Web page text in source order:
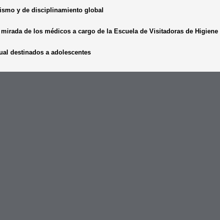
y de disciplinamiento global
de los médicos a cargo de la Escuela de Visitadoras de Higiene
destinados a adolescentes